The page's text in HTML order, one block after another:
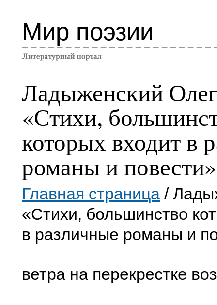
Мир поэзии
Ладыженский
«Стихи,
которых входит в
романы и повести»
Главная страница /
«Стихи, большинство
в различные романы и
ветра на перекрестке